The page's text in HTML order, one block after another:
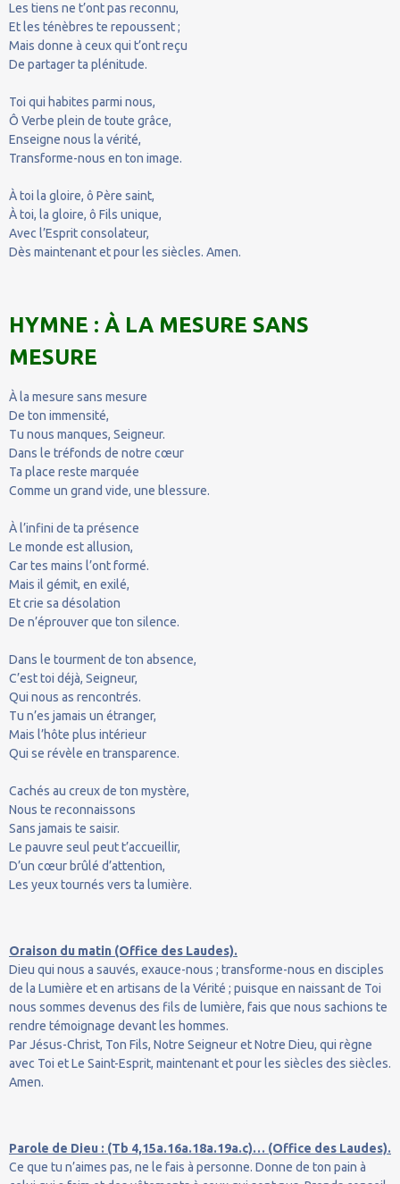
Les tiens ne t’ont pas reconnu,
Et les ténèbres te repoussent ;
Mais donne à ceux qui t’ont reçu
De partager ta plénitude.
Toi qui habites parmi nous,
Ô Verbe plein de toute grâce,
Enseigne nous la vérité,
Transforme-nous en ton image.
À toi la gloire, ô Père saint,
À toi, la gloire, ô Fils unique,
Avec l’Esprit consolateur,
Dès maintenant et pour les siècles. Amen.
HYMNE : À LA MESURE SANS
MESURE
À la mesure sans mesure
De ton immensité,
Tu nous manques, Seigneur.
Dans le tréfonds de notre cœur
Ta place reste marquée
Comme un grand vide, une blessure.
À l’infini de ta présence
Le monde est allusion,
Car tes mains l’ont formé.
Mais il gémit, en exilé,
Et crie sa désolation
De n’éprouver que ton silence.
Dans le tourment de ton absence,
C’est toi déjà, Seigneur,
Qui nous as rencontrés.
Tu n’es jamais un étranger,
Mais l’hôte plus intérieur
Qui se révèle en transparence.
Cachés au creux de ton mystère,
Nous te reconnaissons
Sans jamais te saisir.
Le pauvre seul peut t’accueillir,
D’un cœur brûlé d’attention,
Les yeux tournés vers ta lumière.
Oraison du matin (Office des Laudes).
Dieu qui nous a sauvés, exauce-nous ; transforme-nous en disciples
de la Lumière et en artisans de la Vérité ; puisque en naissant de Toi
nous sommes devenus des fils de lumière, fais que nous sachions te
rendre témoignage devant les hommes.
Par Jésus-Christ, Ton Fils, Notre Seigneur et Notre Dieu, qui règne
avec Toi et Le Saint-Esprit, maintenant et pour les siècles des siècles.
Amen.
Parole de Dieu : (Tb 4,15a.16a.18a.19a.c)… (Office des Laudes).
Ce que tu n’aimes pas, ne le fais à personne. Donne de ton pain à